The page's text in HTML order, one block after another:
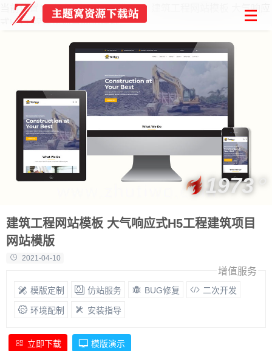
当前位置： 首页 Html模板
建筑工程网站模板 大气响应
式H5工程建筑项目网站模版
建筑工程网站模板 大气响应式H5工程建筑项目
网站模版
2021-04-10
1973
增值服务
模版定制 仿站服务 BUG修复 二次开发
环境配制 安装指导
立即下载 模版演示